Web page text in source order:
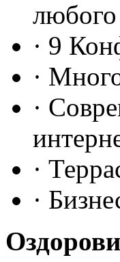
· 9
·
·
·
·